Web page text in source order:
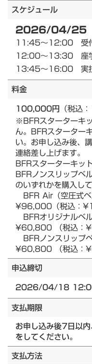
スケジュール
2026/04/25
11:45～12:00 受
12:00～13:30 座
13:45～16:00 実
料金
100,000円 （税
※BFRスターターキ
ん。BFRスターター
い。お申し込み後、
連絡差し上げます。
BFRスターターキッ
BFRノンスリップベ
のいずれかを購入し
BFR Air（空圧式
¥96,000（税込：
BFRオリジナルベ
¥60,800 （税込：
BFRノンスリップ
¥60,800 （税込：
申込締切
2026/04/18
支払期限
お申し込み後7日以
をしてください。
支払方法